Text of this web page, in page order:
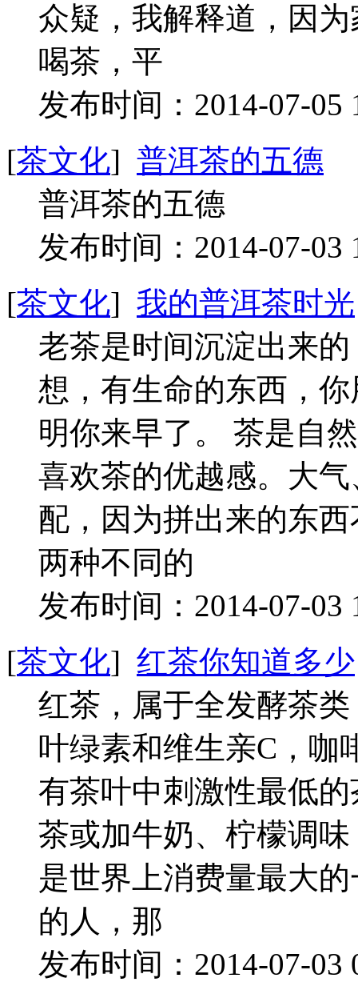
众疑，我解释道，因
喝茶，平
发布时间：2014-07-
[茶文化] 普洱茶的五德
普洱茶的五德
发布时间：2014-07-
[茶文化] 我的普洱茶时光
老茶是时间沉淀出来
想，有生命的东西，
明你来早了。 茶是自
喜欢茶的优越感。大
配，因为拼出来的东
两种不同的
发布时间：2014-07-
[茶文化] 红茶你知道多少
红茶，属于全发酵茶
叶绿素和维生亲C，咖
有茶叶中刺激性最低
茶或加牛奶、柠檬调
是世界上消费量最大
的人，那
发布时间：2014-07-